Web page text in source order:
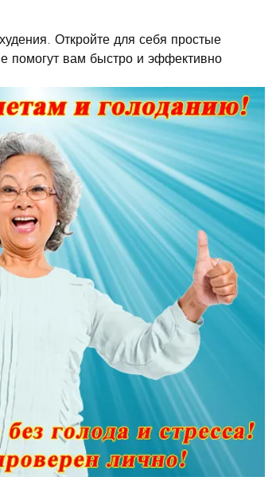
Откройте для себя простые
помогут вам быстро и эффективно